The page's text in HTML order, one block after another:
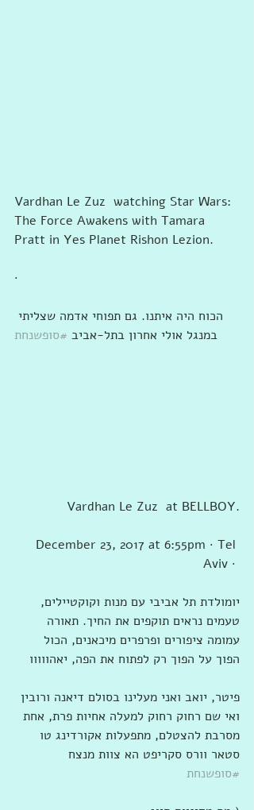
Vardhan Le Zuz  watching Star Wars:
The Force Awakens with Tamara
Pratt in Yes Planet Rishon Lezion.
·
הכוח היה איתנו. גם תפוחי אדמה שצליתי
במנגל אולי אחרון בתל-אביב #סופשנחת
Vardhan Le Zuz  at BELLBOY.
December 23, 2017 at 6:55pm · Tel
Aviv ·
יומולדת תל אביבי עם מנות וקוקטיילים,
טעמים נראים תוקפים את החיך. תאורה
עמומה ציפורים ופרפרים מיכאנים, הכול
הפוך על הפוך רק לפתוח את הפה, יאהווווו
פיטר, יואב ואני מעלינו בסולם דיאנה ורובין
ואי שם רחוק רחוק למעלה אחיות פרת, אחת
מסרבת להצטלם, מתפעלות אקורדינג טו
סטאר וורס סקריפט הא צוות מנצח
#סופשנחת